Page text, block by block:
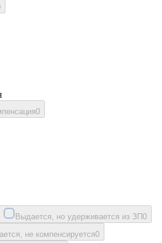
0
Выдается, но удерживается из ЗП0
не компенсируется0